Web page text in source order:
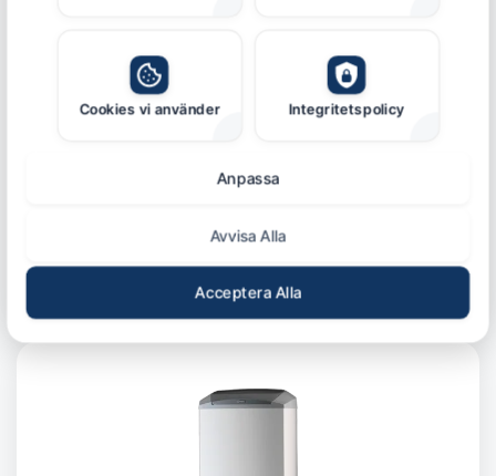
NIBE VVB R 55 liter
13 795 kr
Efter ROT-avdrag
Läs mer & beställ
Cookies vi använder Integritetspolicy
Anpassa
Avvisa Alla
Acceptera Alla